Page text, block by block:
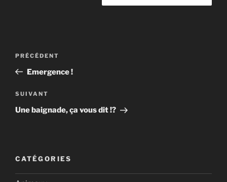
Navigation
l’article
Article
précédent
PRÉCÉDENT
Emergence !
Article
suivant
SUIVANT
Une baignade, ça vous dit !?
CATÉGORIES